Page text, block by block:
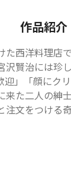
作品紹介
た西洋料理店
沢賢治には珍
迎」「顔にク
来た二人の紳
注文をつける